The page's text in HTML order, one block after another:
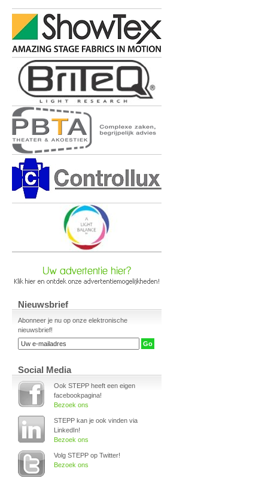
Nieuwsbrief
Abonneer je nu op onze elektronische
nieuwsbrief!
Social Media
Ook STEPP heeft een eigen
facebookpagina!
Bezoek ons
STEPP kan je ook vinden via
LinkedIn!
Bezoek ons
Volg STEPP op Twitter!
Bezoek ons